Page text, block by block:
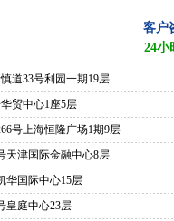
客户
24小
道33号利园一期19层
贸中心1座5层
号上海恒隆广场1期9层
天津国际金融中心8层
华国际中心15层
皇庭中心23层